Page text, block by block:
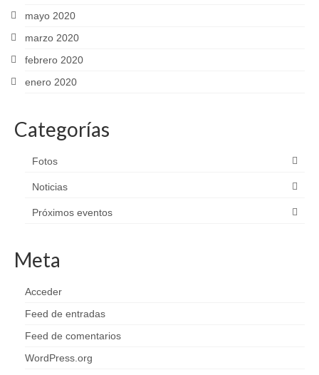
mayo 2020
marzo 2020
febrero 2020
enero 2020
Categorías
Fotos
Noticias
Próximos eventos
Meta
Acceder
Feed de entradas
Feed de comentarios
WordPress.org